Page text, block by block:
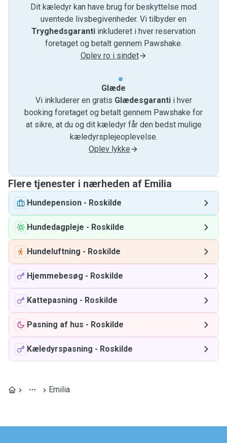
Dit kæledyr kan have brug for beskyttelse mod
uventede livsbegivenheder. Vi tilbyder en
Tryghedsgaranti inkluderet i hver reservation
foretaget og betalt gennem Pawshake.
Oplev ro i sindet
Glæde
Vi inkluderer en gratis Glædesgarantii hver
booking foretaget og betalt gennem Pawshake for
at sikre, at du og dit kæledyr får den bedst mulige
kæledyrsplejeoplevelse.
Oplev lykke
Flere tjenester i nærheden af ​​Emilia
Hundepension - Roskilde
Hundedagpleje - Roskilde
Hundeluftning - Roskilde
Hjemmebesøg - Roskilde
Kattepasning - Roskilde
Pasning af hus - Roskilde
Kæledyrspasning - Roskilde
Emilia